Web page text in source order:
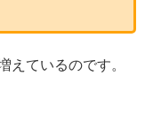
えているのです。